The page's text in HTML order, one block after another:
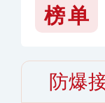
榜单
防爆